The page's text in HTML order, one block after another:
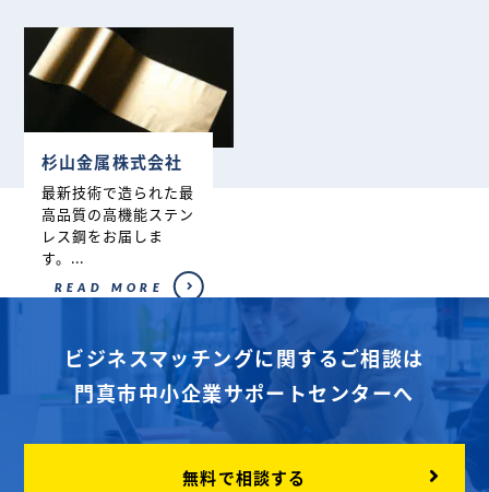
杉山金属株式会社
最新技術で造られた最
高品質の高機能ステン
レス鋼をお届しま
す。...
READ MORE
ビジネスマッチングに関するご相談は
門真市中小企業サポートセンターへ
無料で相談する